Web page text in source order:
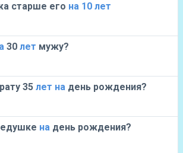
старше его на 10 лет
30 лет мужу?
35 лет на день рождения?
на день рождения?